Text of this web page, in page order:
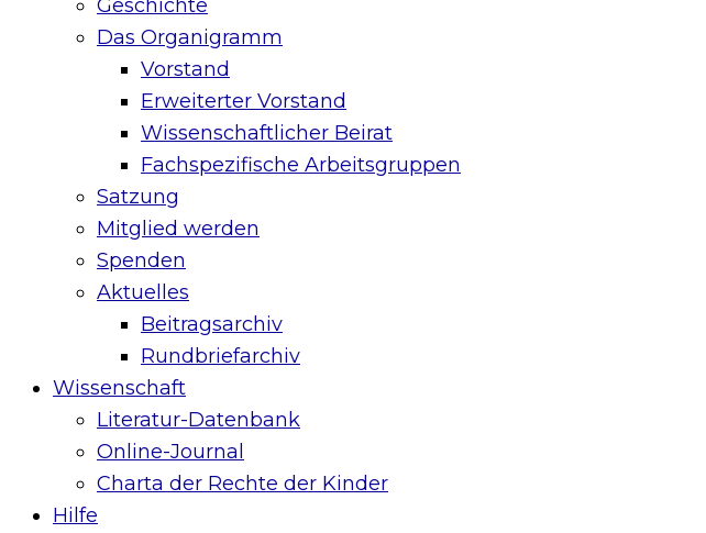
Geschichte
Das Organigramm
Vorstand
Erweiterter Vorstand
Wissenschaftlicher Beirat
Fachspezifische Arbeitsgruppen
Satzung
Mitglied werden
Spenden
Aktuelles
Beitragsarchiv
Rundbriefarchiv
Wissenschaft
Literatur-Datenbank
Online-Journal
Charta der Rechte der Kinder
Hilfe